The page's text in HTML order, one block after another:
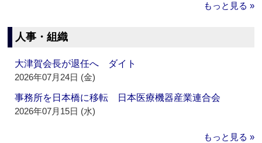
もっと見る »
人事・組織
大津賀会長が退任へ ダイト
2026年07月24日 (金)
事務所を日本橋に移転 日本医療機器産業連合会
2026年07月15日 (水)
もっと見る »